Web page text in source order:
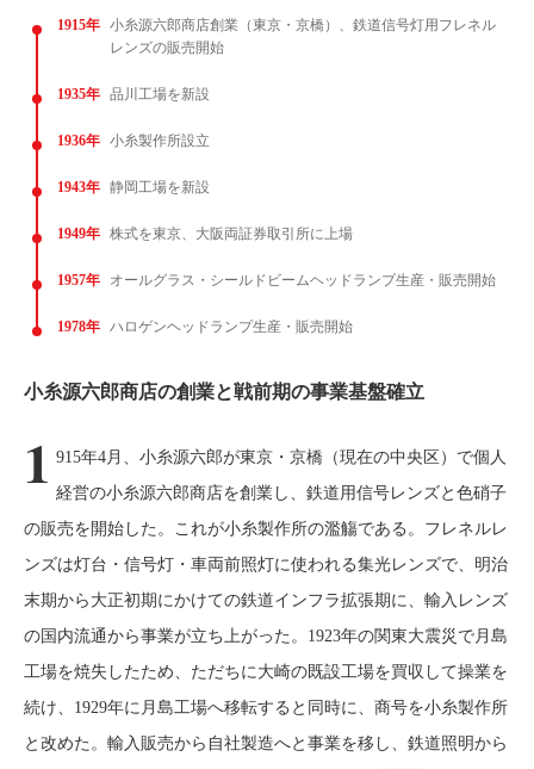
1915年 小糸源六郎商店創業（東京・京橋）、鉄道信号灯用フレネル
レンズの販売開始
1935年 品川工場を新設
1936年 小糸製作所設立
1943年 静岡工場を新設
1949年 株式を東京、大阪両証券取引所に上場
1957年 オールグラス・シールドビームヘッドランプ生産・販売開始
1978年 ハロゲンヘッドランプ生産・販売開始
小糸源六郎商店の創業と戦前期の事業基盤確立
1 915年4月、小糸源六郎が東京・京橋（現在の中央区）で個人
経営の小糸源六郎商店を創業し、鉄道用信号レンズと色硝子
の販売を開始した。これが小糸製作所の濫觴である。フレネルレ
ンズは灯台・信号灯・車両前照灯に使われる集光レンズで、明治
末期から大正初期にかけての鉄道インフラ拡張期に、輸入レンズ
の国内流通から事業が立ち上がった。1923年の関東大震災で月島
工場を焼失したため、ただちに大崎の既設工場を買収して操業を
続け、1929年に月島工場へ移転すると同時に、商号を小糸製作所
と改めた。輸入販売から自社製造へと事業を移し、鉄道照明から